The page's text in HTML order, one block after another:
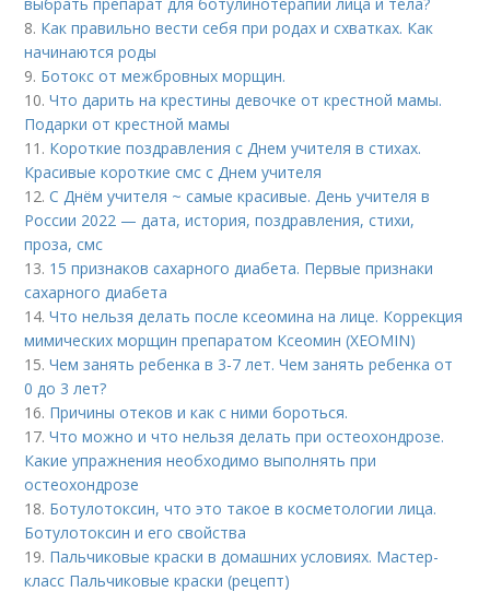
8. Как правильно вести себя при родах и схватках. Как
начинаются роды
9. Ботокс от межбровных морщин.
10.Что дарить на крестины девочке от крестной мамы.
Подарки от крестной мамы
11. Короткие поздравления с Днем учителя в стихах.
Красивые короткие смс с Днем учителя
12.С Днём учителя ~ самые красивые. День учителя в
России 2022 — дата, история, поздравления, стихи,
проза, смс
13. 15 признаков сахарного диабета. Первые признаки
сахарного диабета
14.Что нельзя делать после ксеомина на лице. Коррекция
мимических морщин препаратом Ксеомин (XEOMIN)
15.Чем занять ребенка в 3-7 лет. Чем занять ребенка от
0 до 3 лет?
16. Причины отеков и как с ними бороться.
17.Что можно и что нельзя делать при остеохондрозе.
Какие упражнения необходимо выполнять при
остеохондрозе
18. Ботулотоксин, что это такое в косметологии лица.
Ботулотоксин и его свойства
19. Пальчиковые краски в домашних условиях. Мастер-
класс Пальчиковые краски (рецепт)